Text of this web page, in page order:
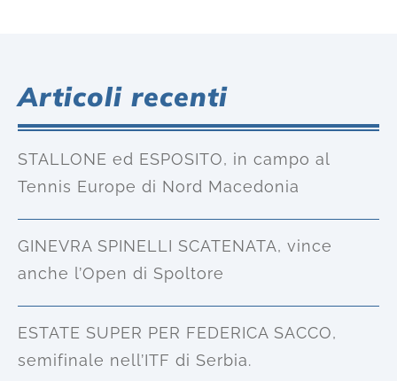
Articoli recenti
STALLONE ed ESPOSITO, in campo al
Tennis Europe di Nord Macedonia
GINEVRA SPINELLI SCATENATA, vince
anche l’Open di Spoltore
ESTATE SUPER PER FEDERICA SACCO,
semifinale nell’ITF di Serbia.